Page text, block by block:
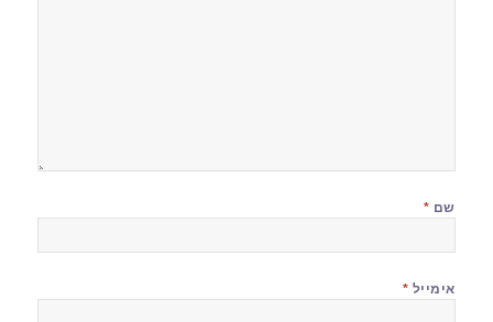
שם *
אימייל *